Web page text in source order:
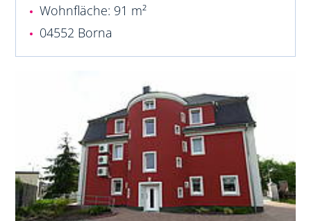
Wohnfläche: 91 m²
04552 Borna